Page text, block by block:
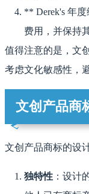
** Derek's 年
费用，并保持
值得注意的是，文
考虑文化敏感性，
文创产品商
文创产品商标的设
独特性 ：设计